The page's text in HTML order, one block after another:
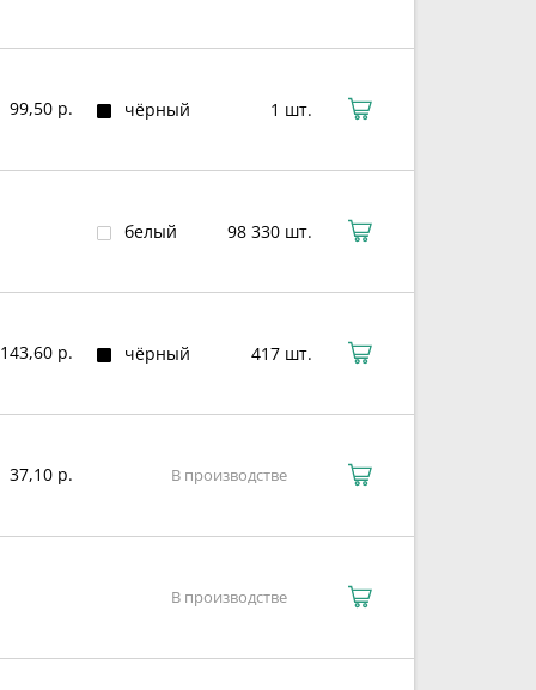
99,50 р. чёрный 1 шт.
белый 98 330 шт.
143,60 р. чёрный 417 шт.
37,10 р. В производстве
В производстве